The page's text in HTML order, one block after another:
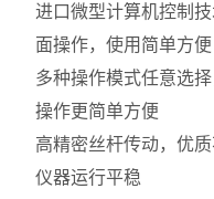
进口微型计算机控制
面操作，使用简单方便
多种操作模式任意选
操作更简单方便
高精密丝杆传动，优
仪器运行平稳